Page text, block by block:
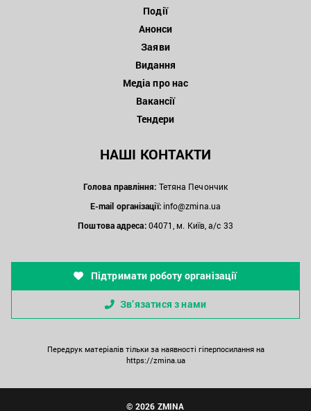
Події
Анонси
Заяви
Видання
Медіа про нас
Вакансії
Тендери
НАШІ КОНТАКТИ
Голова правління: Тетяна Печончик
E-mail організації: info@zmina.ua
Поштова адреса:04071, м. Київ, а/с 33
Підтримати роботу організації
Зв’язатися з нами
Передрук матеріалів тільки за наявності гіперпосилання на
https://zmina.ua
© 2026 ZMINA